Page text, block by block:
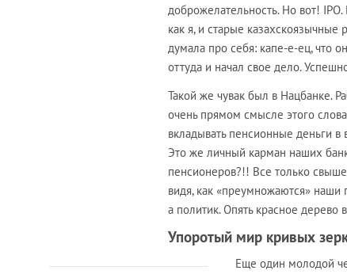
доброжелательность. Но вот!
как я, и старые казахскоязычные
думала про себя: капе-е-ец, что
оттуда и начал свое дело.
Такой же чувак был в Нацбанке.
очень прямом смысле этого
вкладывать пенсионные деньги в
Это же личный карман наших
пенсионеров?!! Все только
видя, как «преумножаются» наши
а политик. Опять красное дерево
Упоротый мир кривых
Еще один молодой